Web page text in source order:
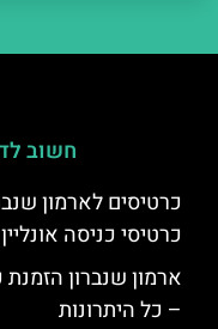
חשוב
כרטיסים לארמון
כרטיסי כניסה אונליין
ארמון שנברון הזמנת
– כל היתרונות